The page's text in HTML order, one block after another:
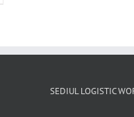
SEDIUL LOGISTIC